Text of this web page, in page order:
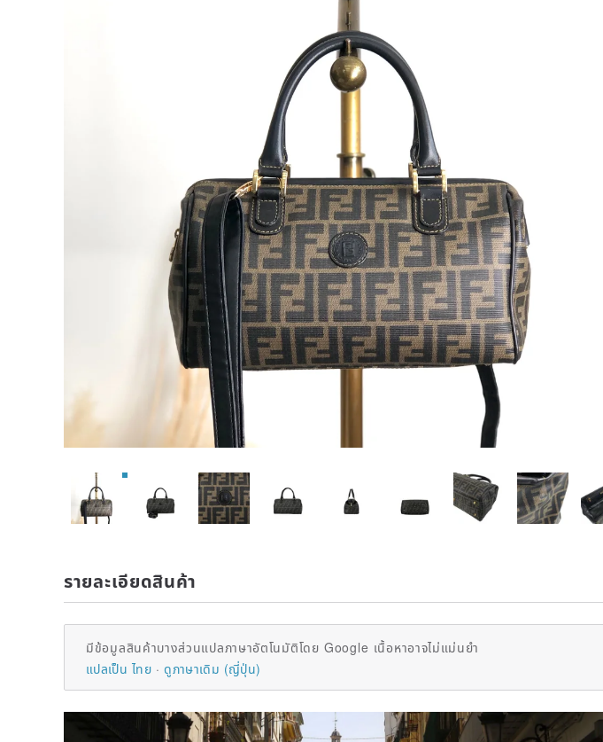
รายละเอียดสินค้า
มีข้อมูลสินค้าบางส่วนแปลภาษาอัตโนมัติโดย Google เนื้อหาอาจไม่แม่นยำ
แปลเป็น ไทย
ดูภาษาเดิม (ญี่ปุ่น)